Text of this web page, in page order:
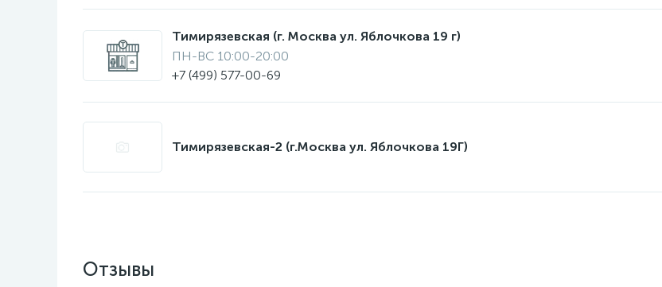
Тимирязевская (г. Москва ул. Яблочкова 19 г)
ПН-ВС 10:00-20:00
+7 (499) 577-00-69
Тимирязевская-2 (г.Москва ул. Яблочкова 19Г)
Отзывы